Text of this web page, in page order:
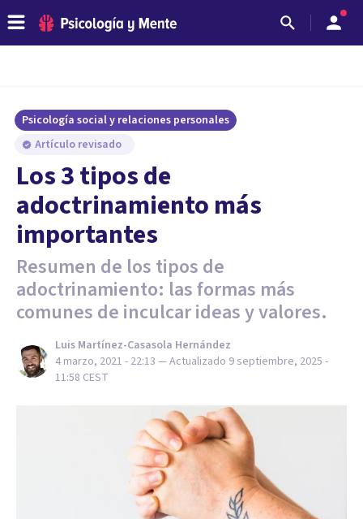
Psicología social y relaciones personales
Artículo revisado
Los 3 tipos de
adoctrinamiento más
importantes
Resumen de los tipos de
adoctrinamiento: las formas más
comunes de inculcar ideas y valores.
Luis Martínez-Casasola Hernández
4 marzo, 2021 - 22:13 — Actualizado 9 septiembre, 2025 -
11:58 CEST